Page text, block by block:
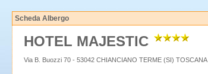
Scheda Albergo
HOTEL MAJESTIC
Via B. Buozzi 70 - 53042 CHIANCIANO TERME (SI) TOSCANA